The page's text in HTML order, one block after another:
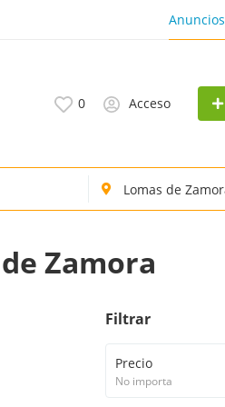
Anuncios
0 Acceso
Zamora
Filtrar
Precio
No importa